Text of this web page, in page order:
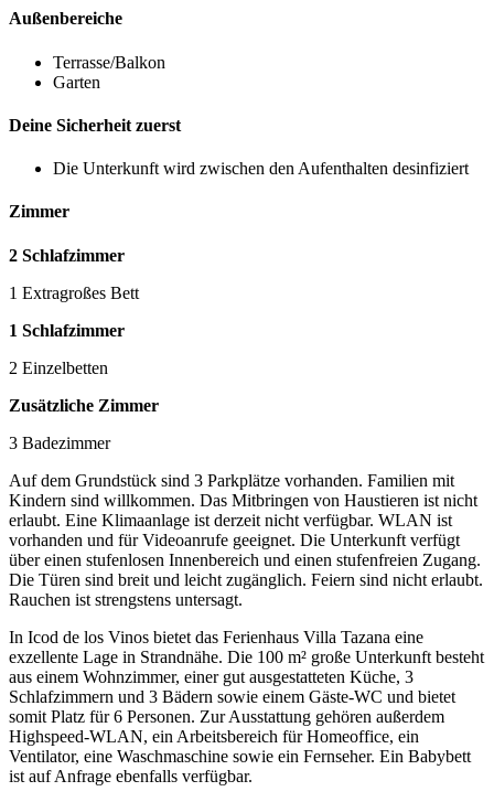
Außenbereiche
Terrasse/Balkon
Garten
Deine Sicherheit zuerst
Die Unterkunft wird zwischen den Aufenthalten desinfiziert
Zimmer
2 Schlafzimmer
1 Extragroßes Bett
1 Schlafzimmer
2 Einzelbetten
Zusätzliche Zimmer
3 Badezimmer
Auf dem Grundstück sind 3 Parkplätze vorhanden. Familien mit
Kindern sind willkommen. Das Mitbringen von Haustieren ist nicht
erlaubt. Eine Klimaanlage ist derzeit nicht verfügbar. WLAN ist
vorhanden und für Videoanrufe geeignet. Die Unterkunft verfügt
über einen stufenlosen Innenbereich und einen stufenfreien Zugang.
Die Türen sind breit und leicht zugänglich. Feiern sind nicht erlaubt.
Rauchen ist strengstens untersagt.
In Icod de los Vinos bietet das Ferienhaus Villa Tazana eine
exzellente Lage in Strandnähe. Die 100 m² große Unterkunft besteht
aus einem Wohnzimmer, einer gut ausgestatteten Küche, 3
Schlafzimmern und 3 Bädern sowie einem Gäste-WC und bietet
somit Platz für 6 Personen. Zur Ausstattung gehören außerdem
Highspeed-WLAN, ein Arbeitsbereich für Homeoffice, ein
Ventilator, eine Waschmaschine sowie ein Fernseher. Ein Babybett
ist auf Anfrage ebenfalls verfügbar.